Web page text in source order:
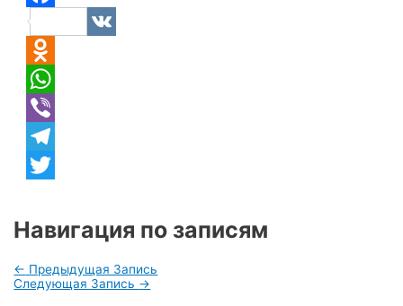
Facebook
VK
Odnoklassniki
WhatsApp
Viber
Telegram
Навигация по записям
← Предыдущая Запись
Следующая Запись →